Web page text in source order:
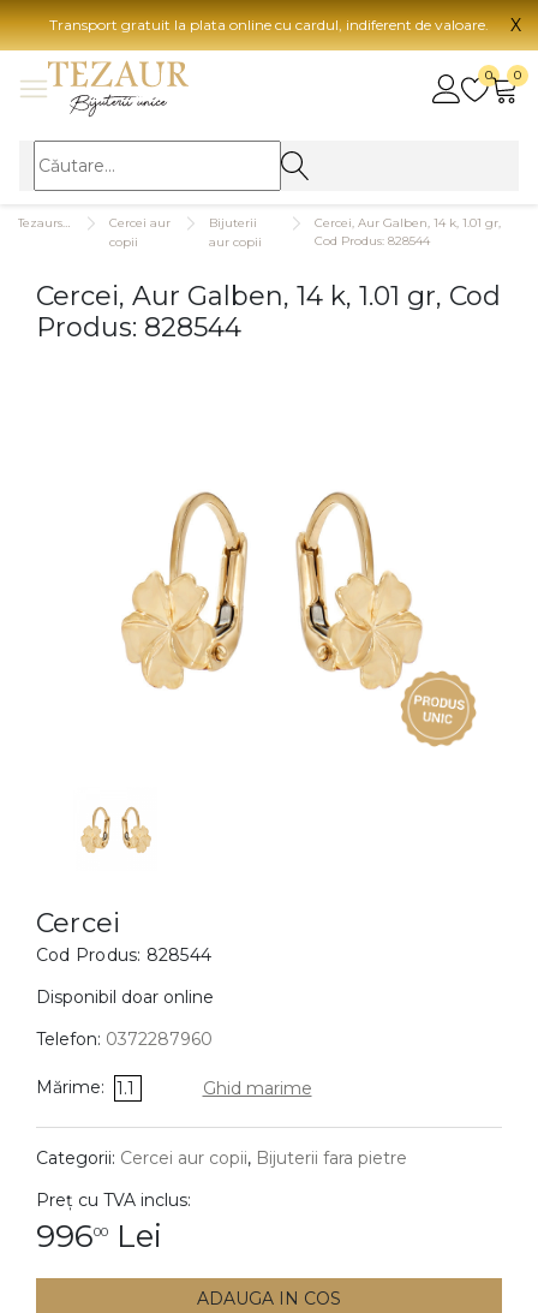
Transport gratuit la plata online cu cardul, indiferent de valoare. X
0 0
BIJUTERII
BIJUTERII FEMEI
Inele
Bratari
BIJUTERII COPII
Cercei
Bratari
Coliere
Lanturi
Pandantive
DIAMANTE Vezi toate
Cercei
Cercei aur
copii
Bijuterii
aur copii
Cercei, Aur Galben, 14 k, 1.01 gr,
Cod Produs: 828544
Cercei, Aur Galben, 14 k, 1.01 gr, Cod
Produs: 828544
Cercei
Cod Produs: 828544
Disponibil doar online
Telefon: 0372287960
Mărime: 1.1 Ghid marime
Categorii: Cercei aur copii, Bijuterii fara pietre
Preț cu TVA inclus:
99600 Lei
ADAUGA IN COS